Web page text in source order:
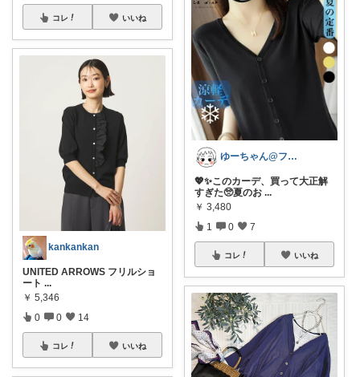
コレ いいね
kankankan
UNITED ARROWS フリルショ
ート ...
￥ 5,346
0 0 14
コレ いいね
ゆーちゃん@フォロワーさまから購入💕
💖✨このカーデ、買って大正解
すぎた🥺夏のお ...
￥ 3,480
1 0 7
コレ いいね